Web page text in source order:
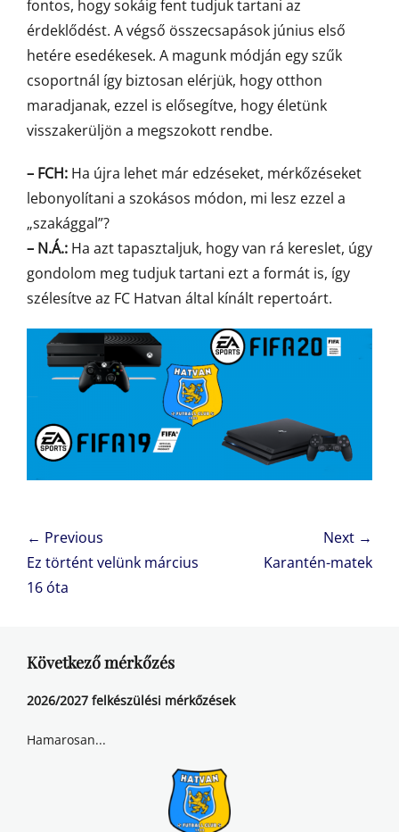
fontos, hogy sokáig fent tudjuk tartani az
érdeklődést. A végső összecsapások június első
hetére esedékesek. A magunk módján egy szűk
csoportnál így biztosan elérjük, hogy otthon
maradjanak, ezzel is elősegítve, hogy életünk
visszakerüljön a megszokott rendbe.
– FCH: Ha újra lehet már edzéseket, mérkőzéseket
lebonyolítani a szokásos módon, mi lesz ezzel a
„szakággal”?
– N.Á.: Ha azt tapasztaljuk, hogy van rá kereslet, úgy
gondolom meg tudjuk tartani ezt a formát is, így
szélesítve az FC Hatvan által kínált repertoárt.
Bejegyzés
navigáció
← Previous
Previous
post:
Ez történt velünk március
16 óta
Next →
Karantén-matek
Következő mérkőzés
2026/2027 felkészülési mérkőzések
Hamarosan...